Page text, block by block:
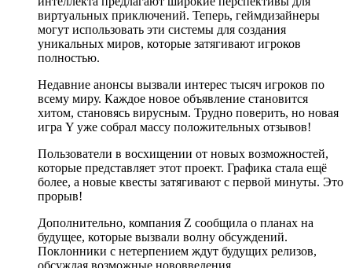
виртуальных приключений. Теперь, геймдизайнеры
могут использовать эти системы для создания
уникальных миров, которые затягивают игроков
полностью.
Недавние анонсы вызвали интерес тысяч игроков по
всему миру. Каждое новое объявление становится
хитом, становясь вирусным. Трудно поверить, но новая
игра Y уже собрал массу положительных отзывов!
Пользователи в восхищении от новых возможностей,
которые представляет этот проект. Графика стала ещё
более, а новые квесты затягивают с первой минуты. Это
прорыв!
Дополнительно, компания Z сообщила о планах на
будущее, которые вызвали волну обсуждений.
Поклонники с нетерпением ждут будущих релизов,
обсуждая возможные нововведения.